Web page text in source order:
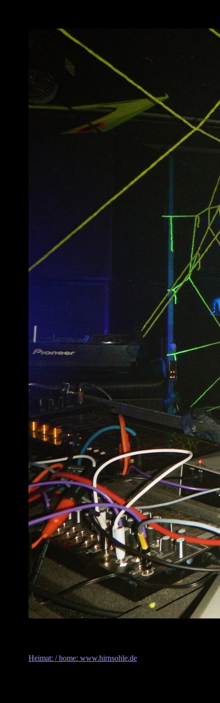
Heimat: / home: www.hirnsohle.de